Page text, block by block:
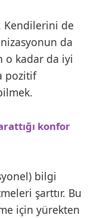
Kendilerini de
da
o kadar da iyi
pozitif
konfor
bilgi
şarttır. Bu
için yürekten